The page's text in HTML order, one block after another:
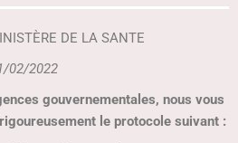
DE LA SANTE
02/2022
gouvernementales, nous vous
le protocole suivant :